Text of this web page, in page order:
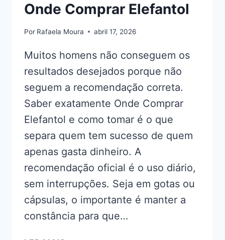
Onde Comprar Elefantol
Por Rafaela Moura abril 17, 2026
Muitos homens não conseguem os
resultados desejados porque não
seguem a recomendação correta.
Saber exatamente Onde Comprar
Elefantol e como tomar é o que
separa quem tem sucesso de quem
apenas gasta dinheiro. A
recomendação oficial é o uso diário,
sem interrupções. Seja em gotas ou
cápsulas, o importante é manter a
constância para que…